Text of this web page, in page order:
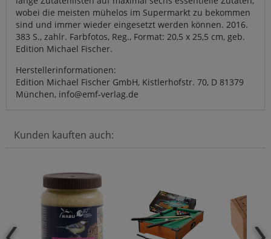
wobei die meisten mühelos im Supermarkt zu bekommen
sind und immer wieder eingesetzt werden können. 2016.
383 S., zahlr. Farbfotos, Reg., Format: 20,5 x 25,5 cm, geb.
Edition Michael Fischer.
Herstellerinformationen:
Edition Michael Fischer GmbH, Kistlerhofstr. 70, D 81379
München, info@emf-verlag.de
Kunden kauften auch: